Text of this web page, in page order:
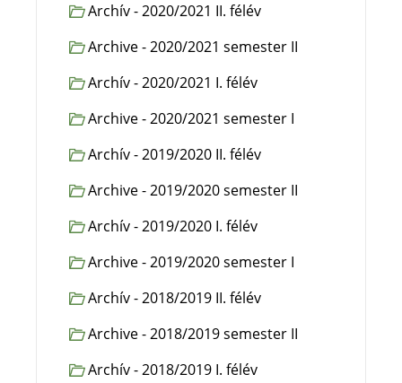
Archív - 2020/2021 II. félév
Archive - 2020/2021 semester II
Archív - 2020/2021 I. félév
Archive - 2020/2021 semester I
Archív - 2019/2020 II. félév
Archive - 2019/2020 semester II
Archív - 2019/2020 I. félév
Archive - 2019/2020 semester I
Archív - 2018/2019 II. félév
Archive - 2018/2019 semester II
Archív - 2018/2019 I. félév